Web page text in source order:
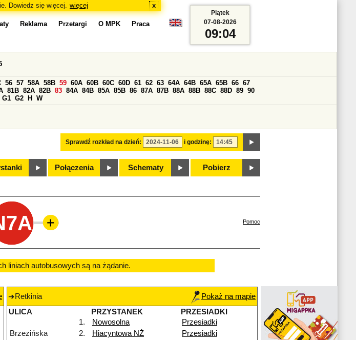
Dowiedz się więcej. więcej x
Reklama Przetargi O MPK Praca
Sprawdź rozkład na dzień: i godzinę:
56 57 58A 58B 59 60A 60B 60C 60D 61 62 63 64A 64B 65A 65B 66 67
81B 82A 82B 83 84A 84B 85A 85B 86 87A 87B 88A 88B 88C 88D 89 90
G1 G2 H W
Połączenia Schematy Pobierz
Piątek
07-08-2026
09:04
Pomoc
liniach autobusowych są na żądanie.
Retkinia
Pokaż na mapie
ULICA
PRZYSTANEK
PRZESIADKI
1.
Nowosolna
Przesiadki
Brzezińska
2. Hiacyntowa NŻ
Przesiadki